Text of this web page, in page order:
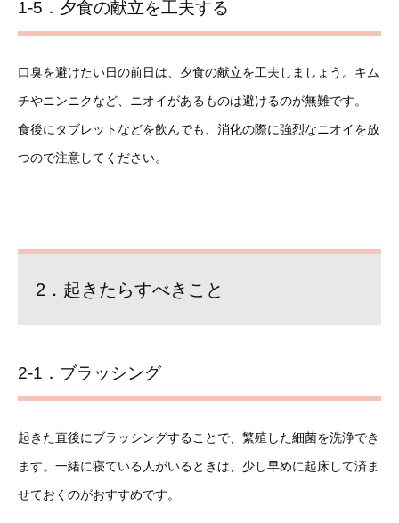
1-5．夕食の献立を工夫する
口臭を避けたい日の前日は、夕食の献立を工夫しましょう。キム
チやニンニクなど、ニオイがあるものは避けるのが無難です。
食後にタブレットなどを飲んでも、消化の際に強烈なニオイを放
つので注意してください。
2．起きたらすべきこと
2-1．ブラッシング
起きた直後にブラッシングすることで、繁殖した細菌を洗浄でき
ます。一緒に寝ている人がいるときは、少し早めに起床して済ま
せておくのがおすすめです。